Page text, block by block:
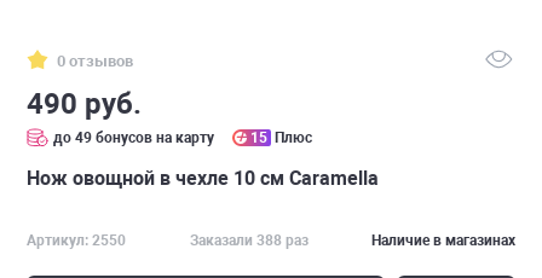
0 отзывов
490 руб.
до 49 бонусов на карту 15 Плюс
Нож овощной в чехле 10 см Caramella
Артикул: 2550 Заказали 388 раз Наличие в магазинах